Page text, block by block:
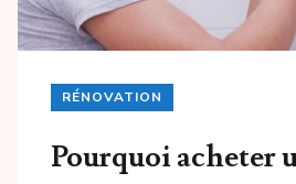
RÉNOVATION
Pourquoi acheter